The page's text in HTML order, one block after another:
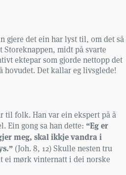
gjere det ein har lyst til, om det så
midt på svarte
ektepar som gjorde nettopp det
hovudet. Det kallar eg livsglede!
til folk. Han var ein ekspert på å
Ein gong sa han dette: “Eg er
meg, skal ikkje vandra i
(Joh. 8, 12) Skulle nesten tru
ei mørk vinternatt i dei norske